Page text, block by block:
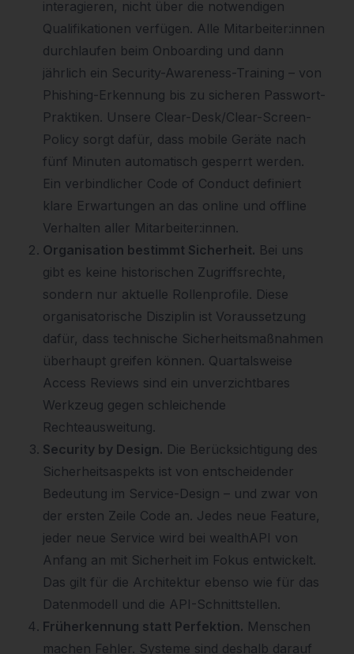
interagieren, nicht über die notwendigen
Qualifikationen verfügen. Alle Mitarbeiter:innen
durchlaufen beim Onboarding und dann
jährlich ein Security-Awareness-Training – von
Phishing-Erkennung bis zu sicheren Passwort-
Praktiken. Unsere Clear-Desk/Clear-Screen-
Policy sorgt dafür, dass mobile Geräte nach
fünf Minuten automatisch gesperrt werden.
Ein verbindlicher Code of Conduct definiert
klare Erwartungen an das online und offline
Verhalten aller Mitarbeiter:innen.
Organisation bestimmt Sicherheit. Bei uns
gibt es keine historischen Zugriffsrechte,
sondern nur aktuelle Rollenprofile. Diese
organisatorische Disziplin ist Voraussetzung
dafür, dass technische Sicherheitsmaßnahmen
überhaupt greifen können. Quartalsweise
Access Reviews sind ein unverzichtbares
Werkzeug gegen schleichende
Rechteausweitung.
Security by Design. Die Berücksichtigung des
Sicherheitsaspekts ist von entscheidender
Bedeutung im Service-Design – und zwar von
der ersten Zeile Code an. Jedes neue Feature,
jeder neue Service wird bei wealthAPI von
Anfang an mit Sicherheit im Fokus entwickelt.
Das gilt für die Architektur ebenso wie für das
Datenmodell und die API-Schnittstellen.
Früherkennung statt Perfektion. Menschen
machen Fehler. Systeme sind deshalb darauf